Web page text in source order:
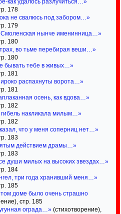
как удалось разлучиться…»
178
не свалюсь под забором…»
179
нынче именинница…»
180
во тьме перебирая веши…»
180
бывать тебе в живых…»
181
распахнуты ворота…»
181
осень, как вдова…»
182
накликала милым…»
182
что у меня соперниц нет…»
183
действием драмы…»
183
души милых на высоких звездах…»
184
три года хранивший меня…»
185
доме было очень страшно
стр. 185
ограда…» (стихотворение),